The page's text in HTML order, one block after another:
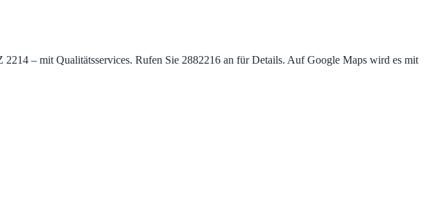
– mit Qualitätsservices. Rufen Sie 2882216 an für Details. Auf Google Maps wird es mit